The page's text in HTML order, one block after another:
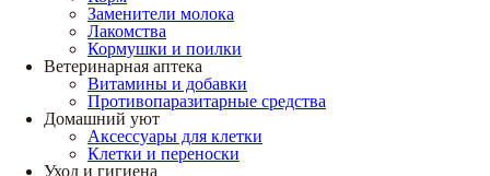
Заменители молока
Лакомства
Кормушки и поилки
Ветеринарная аптека
Витамины и добавки
Противопаразитарные средства
Домашний уют
Аксессуары для клетки
Клетки и переноски
Уход и гигиена